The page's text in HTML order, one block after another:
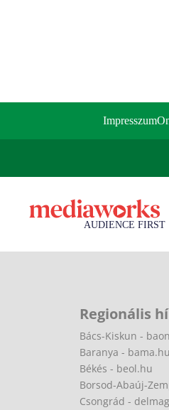
Impresszum
Regionális
Bács-Kiskun -
Baranya - bama.hu
Békés - beol.hu
Borsod-Abaúj-
Csongrád -